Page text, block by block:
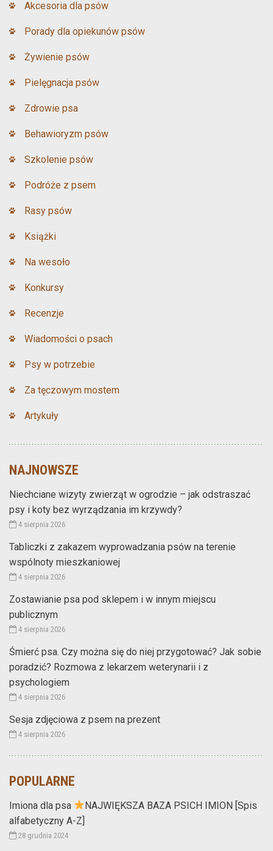
Akcesoria dla psów
Porady dla opiekunów psów
Żywienie psów
Pielęgnacja psów
Zdrowie psa
Behawioryzm psów
Szkolenie psów
Podróże z psem
Rasy psów
Książki
Na wesoło
Konkursy
Recenzje
Wiadomości o psach
Psy w potrzebie
Za tęczowym mostem
Artykuły
NAJNOWSZE
Niechciane wizyty zwierząt w ogrodzie – jak odstraszać
psy i koty bez wyrządzania im krzywdy?
4 sierpnia 2026
Tabliczki z zakazem wyprowadzania psów na terenie
wspólnoty mieszkaniowej
4 sierpnia 2026
Zostawianie psa pod sklepem i w innym miejscu
publicznym
4 sierpnia 2026
Śmierć psa. Czy można się do niej przygotować? Jak sobie
poradzić? Rozmowa z lekarzem weterynarii i z
psychologiem
4 sierpnia 2026
Sesja zdjęciowa z psem na prezent
4 sierpnia 2026
POPULARNE
Imiona dla psa
NAJWIĘKSZA BAZA PSICH IMION [Spis
alfabetyczny A-Z]
28 grudnia 2024